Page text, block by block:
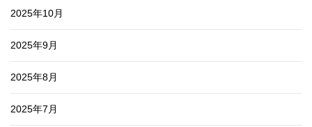
2025年10月
2025年9月
2025年8月
2025年7月